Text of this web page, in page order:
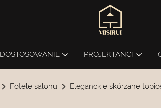
DOSTOSOWANIE PROJEKTANCI
Fotele salonu Eleganckie skórzane